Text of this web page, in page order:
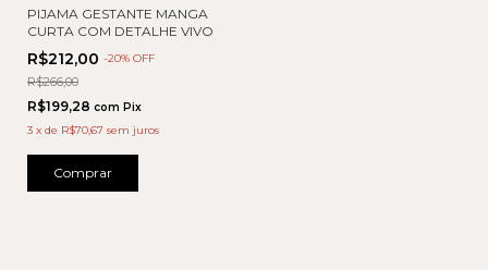
PIJAMA GESTANTE MANGA
CURTA COM DETALHE VIVO
R$212,00 -20% OFF
R$266,00
R$199,28 com Pix
3 x de R$70,67 sem juros
Comprar